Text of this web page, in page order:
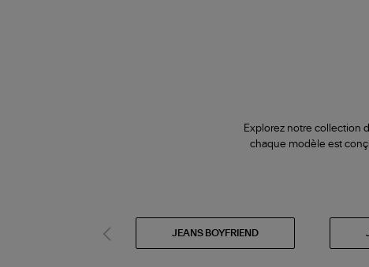
Explorez notre collection
chaque modèle est
JEANS BOYFRIEND